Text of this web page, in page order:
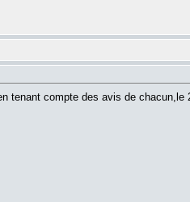
tenant compte des avis de chacun,le